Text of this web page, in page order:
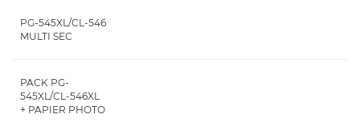
PG-545XL/CL-546
MULTI SEC
PACK PG-
545XL/CL-546XL
+ PAPIER PHOTO